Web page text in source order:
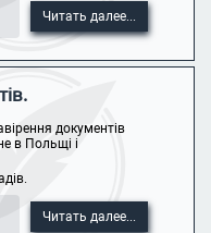
Читать далее...
документів
в Польщі і
Читать далее...